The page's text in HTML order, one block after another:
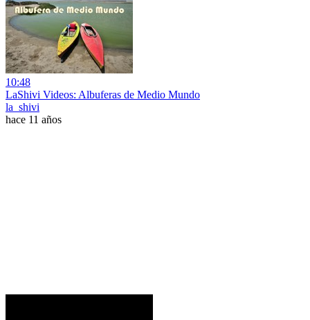
10:48
LaShivi Videos: Albuferas de Medio Mundo
la_shivi
hace 11 años